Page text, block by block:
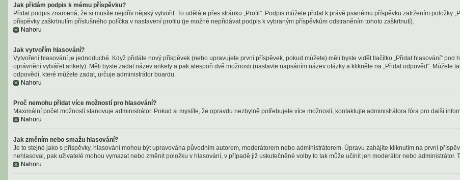
Jak přidám podpis k mému příspěvku?
Přidat podpis znamená, že si musíte nejdřív nějaký vytvořit. To uděláte přes stránku „Profil”. Podpis můžete přidat k právě psanému příspěvku zatržením položky
příspěvky zaškrtnutím příslušného políčka v nastavení profilu (je možné nepřidávat podpis k vybraným příspěvkům odstraněním tohoto zaškrtnutí).
Nahoru
Jak vytvořím hlasování?
Vytvoření hlasování je jednoduché. Když přidáte nový příspěvek (nebo upravujete první příspěvek, pokud můžete) měli byste vidět tlačítko „Přidat hlasování”
oprávnění vytvářet ankety). Měli byste zadat název ankety a pak alespoň dvě možnosti (nastavte napsáním název otázky a klikněte na „Přidat odpověď”.
odpovědí, které můžete zadat, určuje administrátor boardu.
Nahoru
Proč nemohu přidat více možností pro hlasování?
Maximální počet možností stanovuje administrátor. Pokud si myslíte, že opravdu nezbytně potřebujete více možností, kontaktujte administrátora fóra pro další
Nahoru
Jak změním nebo smažu hlasování?
Je to stejné jako s příspěvky, hlasování mohou být upravována původním autorem, moderátorem nebo administrátorem. Úpravu zahájíte kliknutím na první
nehlasoval, pak uživatelé mohou vymazat nebo změnit položku v hlasování, v případě již uskutečněné volby to tak může učinit jen moderátor nebo
Nahoru